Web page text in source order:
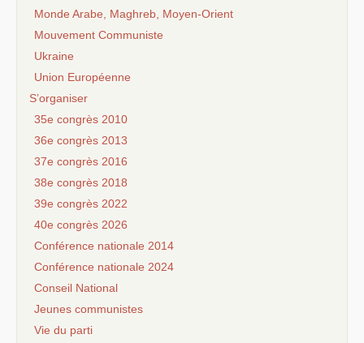
Monde Arabe, Maghreb, Moyen-Orient
Mouvement Communiste
Ukraine
Union Européenne
S’organiser
35e congrès 2010
36e congrès 2013
37e congrès 2016
38e congrès 2018
39e congrès 2022
40e congrès 2026
Conférence nationale 2014
Conférence nationale 2024
Conseil National
Jeunes communistes
Vie du parti